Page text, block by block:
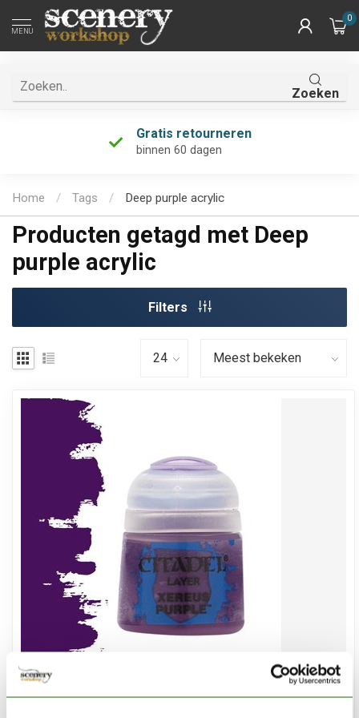
MENU
0
Zoeken
Gratis retourneren
binnen 60 dagen
Home / Tags / Deep purple acrylic
Producten getagd met Deep
purple acrylic
Filters
CITADEL
Xereus Purple - Layer Paint - 12ml - 22-09